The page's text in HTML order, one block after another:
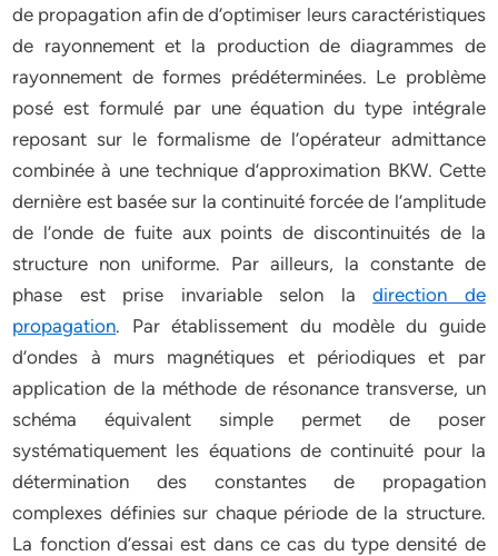
de propagation afin de d’optimiser leurs caractéristiques
de rayonnement et la production de diagrammes de
rayonnement de formes prédéterminées. Le problème
posé est formulé par une équation du type intégrale
reposant sur le formalisme de l’opérateur admittance
combinée à une technique d’approximation BKW. Cette
dernière est basée sur la continuité forcée de l’amplitude
de l’onde de fuite aux points de discontinuités de la
structure non uniforme. Par ailleurs, la constante de
phase est prise invariable selon ladirection de
propagation. Par établissement du modèle du guide
d’ondes à murs magnétiques et périodiques et par
application de la méthode de résonance transverse, un
schéma équivalent simple permet de poser
systématiquement les équations de continuité pour la
détermination des constantes de propagation
complexes définies sur chaque période de la structure.
La fonction d’essai est dans ce cas du type densité de